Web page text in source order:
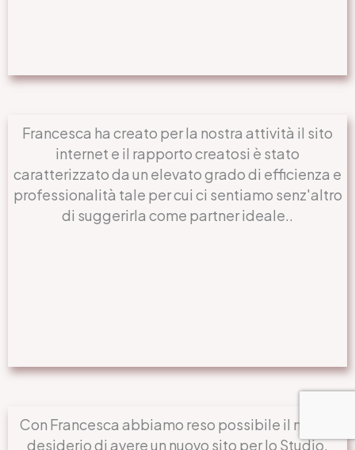
Francesca ha creato per la nostra attività il sito
internet e il rapporto creatosi è stato
caratterizzato da un elevato grado di efficienza e
professionalità tale per cui ci sentiamo senz'altro
di suggerirla come partner ideale..
Con Francesca abbiamo reso possibile il nostro
desiderio di avere un nuovo sito per lo Studio.